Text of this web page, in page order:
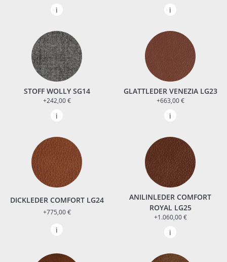
STOFF WOLLY SG14
+242,00 €
GLATTLEDER VENEZIA LG23
+663,00 €
DICKLEDER COMFORT LG24
+775,00 €
ANILINLEDER COMFORT
ROYAL LG25
+1.060,00 €